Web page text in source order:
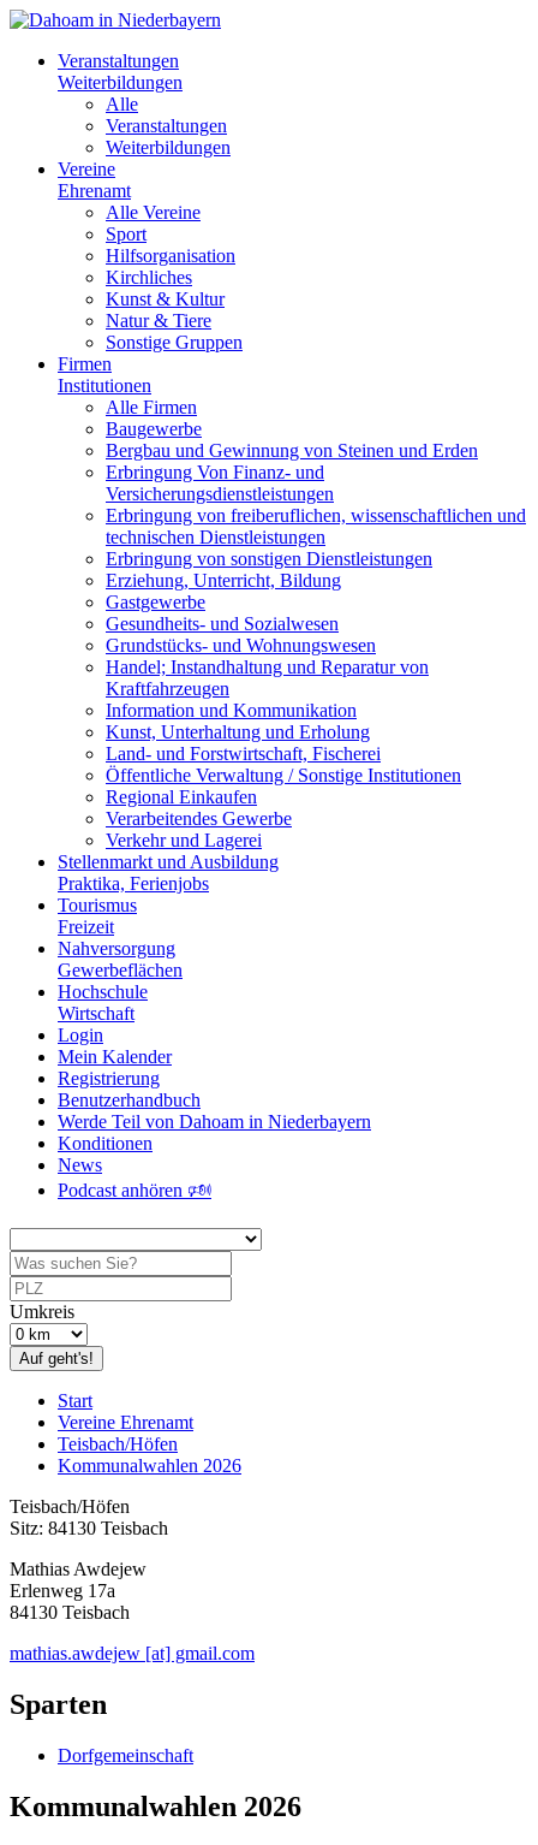
Veranstaltungen
Weiterbildungen
Alle
Veranstaltungen
Weiterbildungen
Vereine
Ehrenamt
Alle Vereine
Sport
Hilfsorganisation
Kirchliches
Kunst & Kultur
Natur & Tiere
Sonstige Gruppen
Firmen
Institutionen
Alle Firmen
Baugewerbe
Bergbau und Gewinnung von Steinen und Erden
Erbringung Von Finanz- und
Versicherungsdienstleistungen
Erbringung von freiberuflichen, wissenschaftlichen und
technischen Dienstleistungen
Erbringung von sonstigen Dienstleistungen
Erziehung, Unterricht, Bildung
Gastgewerbe
Gesundheits- und Sozialwesen
Grundstücks- und Wohnungswesen
Handel; Instandhaltung und Reparatur von
Kraftfahrzeugen
Information und Kommunikation
Kunst, Unterhaltung und Erholung
Land- und Forstwirtschaft, Fischerei
Öffentliche Verwaltung / Sonstige Institutionen
Regional Einkaufen
Verarbeitendes Gewerbe
Verkehr und Lagerei
Stellenmarkt und Ausbildung
Praktika, Ferienjobs
Tourismus
Freizeit
Nahversorgung
Gewerbeflächen
Hochschule
Wirtschaft
Login
Mein Kalender
Registrierung
Benutzerhandbuch
Werde Teil von Dahoam in Niederbayern
Konditionen
News
Podcast anhören 🕬
Umkreis
Auf geht's!
Start
Vereine Ehrenamt
Teisbach/Höfen
Kommunalwahlen 2026
Teisbach/Höfen
Sitz: 84130 Teisbach
Mathias Awdejew
Erlenweg 17a
84130 Teisbach
mathias.awdejew [at] gmail.com
Sparten
Dorfgemeinschaft
Kommunalwahlen 2026